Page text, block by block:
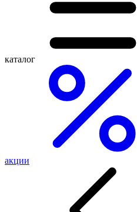
каталог
акции